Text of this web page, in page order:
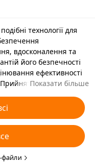
технології для
вдосконалення та
його безпечності
ефективності
всі», ви
вашому пристрої,
можете вибрати
cookie-файлів
згодні прийняти, а які
cookie-
в розділ
Показати більше
файли